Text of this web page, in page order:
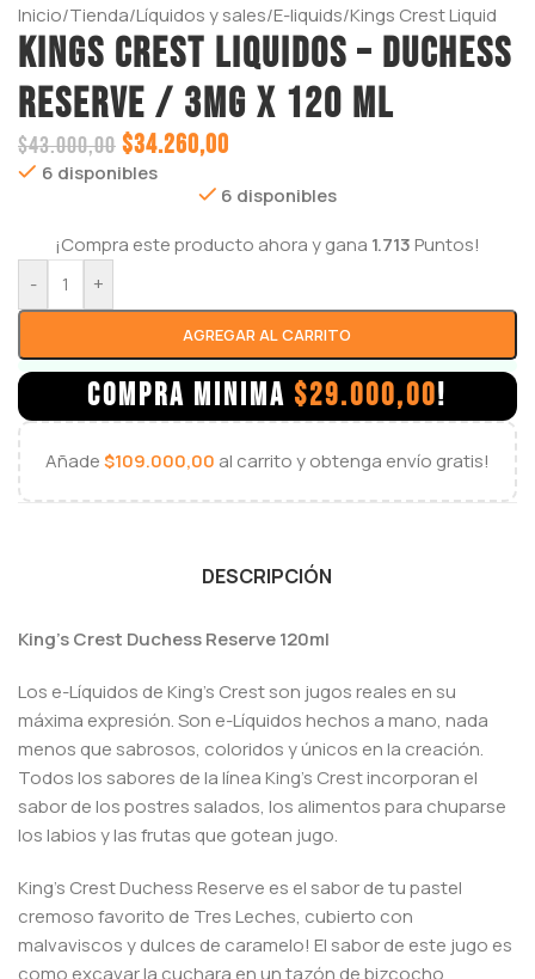
Inicio/Tienda/Líquidos y sales/E-liquids/Kings Crest Liquid
KINGS CREST LIQUIDOS – DUCHESS
RESERVE / 3mg x 120 ml
$43.000,00 $34.260,00
6 disponibles
6 disponibles
¡Compra este producto ahora y gana 1.713Puntos!
-
+
AGREGAR AL CARRITO
COMPRA MINIMA $29.000,00!
Añade$109.000,00 al carrito y obtenga envío gratis!
DESCRIPCIÓN
King’s Crest Duchess Reserve 120ml
Los e-Líquidos de King’s Crest son jugos reales en su
máxima expresión. Son e-Líquidos hechos a mano, nada
menos que sabrosos, coloridos y únicos en la creación.
Todos los sabores de la línea King’s Crest incorporan el
sabor de los postres salados, los alimentos para chuparse
los labios y las frutas que gotean jugo.
King’s Crest Duchess Reserve es el sabor de tu pastel
cremoso favorito de Tres Leches, cubierto con
malvaviscos y dulces de caramelo! El sabor de este jugo es
como excavar la cuchara en un tazón de bizcocho